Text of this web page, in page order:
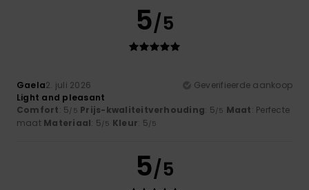
5/5
Gaela2. juli 2026
Geverifieerde aankoop
Light and pleasant
Comfort: 5/5 Prijs-kwaliteitverhouding: 5/5 Maat: Perfecte
maat Materiaal: 5/5 Kleur: 5/5
5/5